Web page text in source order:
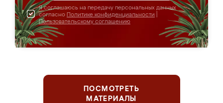
Я соглашаюсь на передачу персональных данных
согласно Политике конфиденциальности
Пользовательскому соглашению
ПОСМОТРЕТЬ
МАТЕРИАЛЫ